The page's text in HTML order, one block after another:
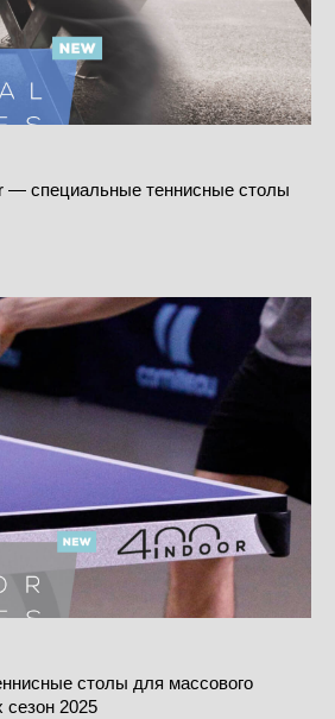
— специальные теннисные столы
столы для массового
сезон 2025